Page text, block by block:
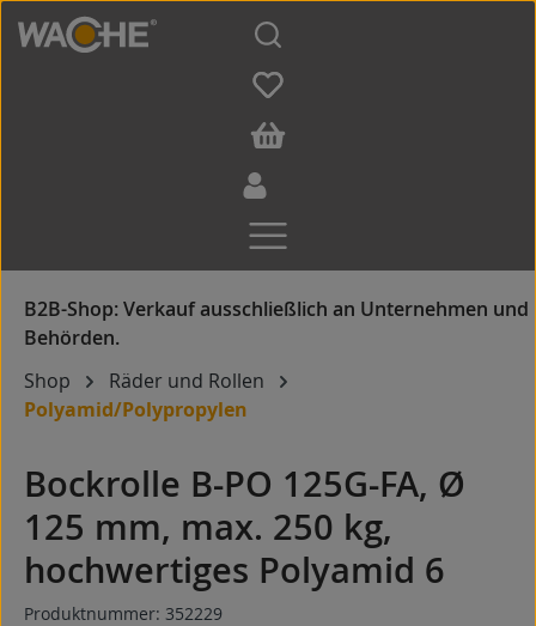
Zum Hauptinhalt springen
Shop
Räder und Rollen
Polyamid/Polypropylen
Bockrolle B-PO 125G-FA, Ø
125 mm, max. 250 kg,
hochwertiges Polyamid 6
Produktnummer: 352229